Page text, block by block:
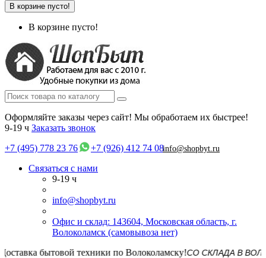
В корзине пусто!
В корзине пусто!
Оформляйте заказы через сайт! Мы обработаем их быстрее!
9-19 ч Заказать звонок
+7 (495) 778 23 76
+7 (926) 412 74 08info@shopbyt.ru
Связаться с нами
9-19 ч
info@shopbyt.ru
Офис и склад: 143604, Московская область, г.
Волоколамск (самовывоза нет)
СО СКЛАДА В